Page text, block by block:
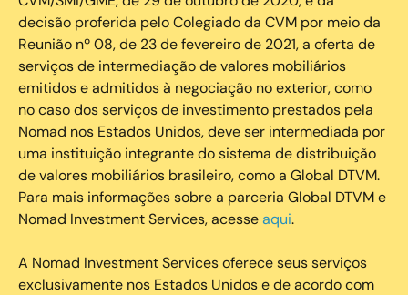
decisão proferida pelo Colegiado da CVM por meio da
Reunião nº 08, de 23 de fevereiro de 2021, a oferta de
serviços de intermediação de valores mobiliários
emitidos e admitidos à negociação no exterior, como
no caso dos serviços de investimento prestados pela
Nomad nos Estados Unidos, deve ser intermediada por
uma instituição integrante do sistema de distribuição
de valores mobiliários brasileiro, como a Global DTVM.
Para mais informações sobre a parceria Global DTVM e
Nomad Investment Services, acesseaqui.
A Nomad Investment Services oferece seus serviços
exclusivamente nos Estados Unidos e de acordo com